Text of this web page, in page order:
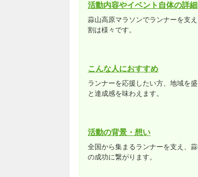
活動内容やイベント自体の詳細
蒜山高原マラソンでランナーを支
割は様々です。
こんな人におすすめ
ランナーを応援したい方、地域を
と達成感を味わえます。
活動の背景・想い
全国から集まるランナーを支え、
の成功に繋がります。